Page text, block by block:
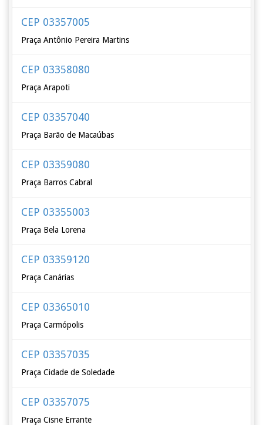
CEP 03357005
Praça Antônio Pereira Martins
CEP 03358080
Praça Arapoti
CEP 03357040
Praça Barão de Macaúbas
CEP 03359080
Praça Barros Cabral
CEP 03355003
Praça Bela Lorena
CEP 03359120
Praça Canárias
CEP 03365010
Praça Carmópolis
CEP 03357035
Praça Cidade de Soledade
CEP 03357075
Praça Cisne Errante